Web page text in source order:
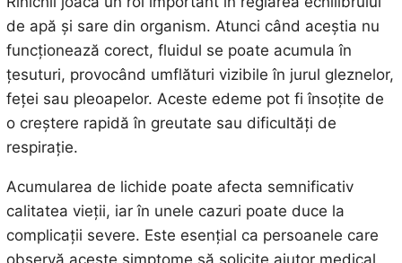
de apă și sare din organism. Atunci când aceștia nu
funcționează corect, fluidul se poate acumula în
țesuturi, provocând umflături vizibile în jurul gleznelor,
feței sau pleoapelor. Aceste edeme pot fi însoțite de
o creștere rapidă în greutate sau dificultăți de
respirație.
Acumularea de lichide poate afecta semnificativ
calitatea vieții, iar în unele cazuri poate duce la
complicații severe. Este esențial ca persoanele care
observă aceste simptome să solicite ajutor medical